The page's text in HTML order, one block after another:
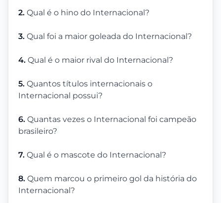
2. Qual é o hino do Internacional?
3. Qual foi a maior goleada do Internacional?
4. Qual é o maior rival do Internacional?
5. Quantos títulos internacionais o
Internacional possui?
6. Quantas vezes o Internacional foi campeão
brasileiro?
7. Qual é o mascote do Internacional?
8. Quem marcou o primeiro gol da história do
Internacional?